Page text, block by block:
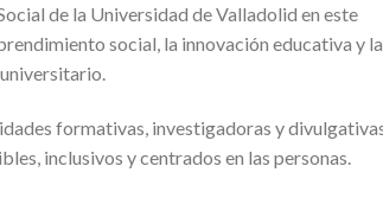
de la Universidad de Valladolid en este
social, la innovación educativa y la
formativas, investigadoras y
inclusivos y centrados en las personas.